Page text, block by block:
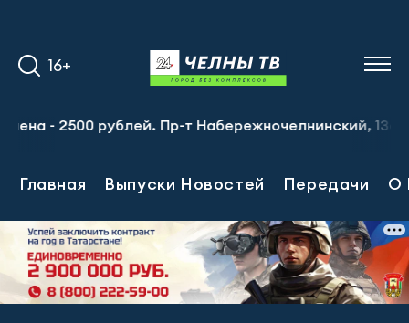
16+
2500 рублей. Пр-т Набережночелнинский, 13а. Тел.:
Главная Выпуски Новостей Передачи О